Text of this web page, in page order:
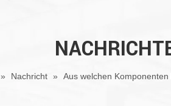
» Nachricht » Aus welchen